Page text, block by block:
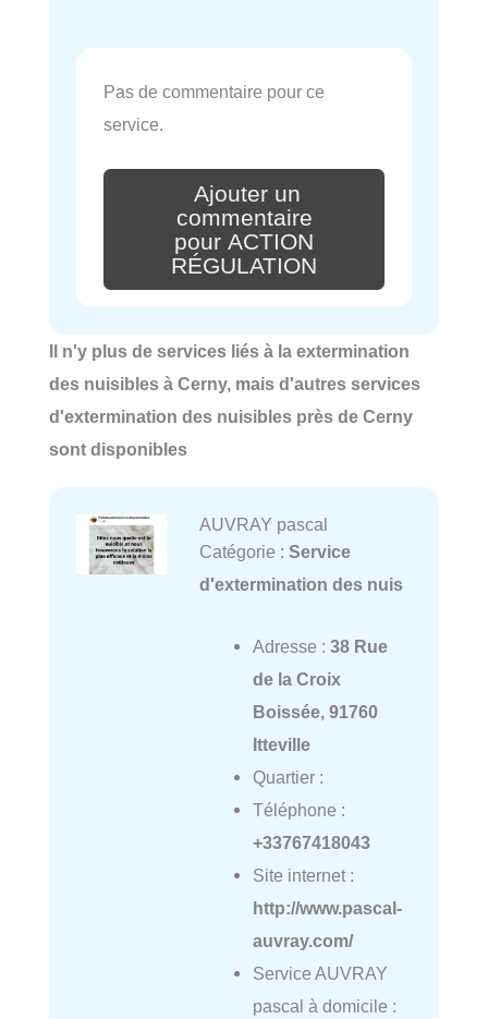
Pas de commentaire pour ce
service.
Ajouter un
commentaire
pour ACTION
RÉGULATION
Il n'y plus de services liés à la extermination
des nuisibles à Cerny, mais d'autres services
d'extermination des nuisibles près de Cerny
sont disponibles
AUVRAY pascal
Catégorie : Service
d'extermination des nuis
Adresse : 38 Rue
de la Croix
Boissée, 91760
Itteville
Quartier :
Téléphone :
+33767418043
Site internet :
http://www.pascal-
auvray.com/
Service AUVRAY
pascal à domicile :